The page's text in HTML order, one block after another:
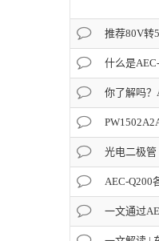
推荐80V转
什么是
你了解吗
光电二极
AEC-Q200
一文通过